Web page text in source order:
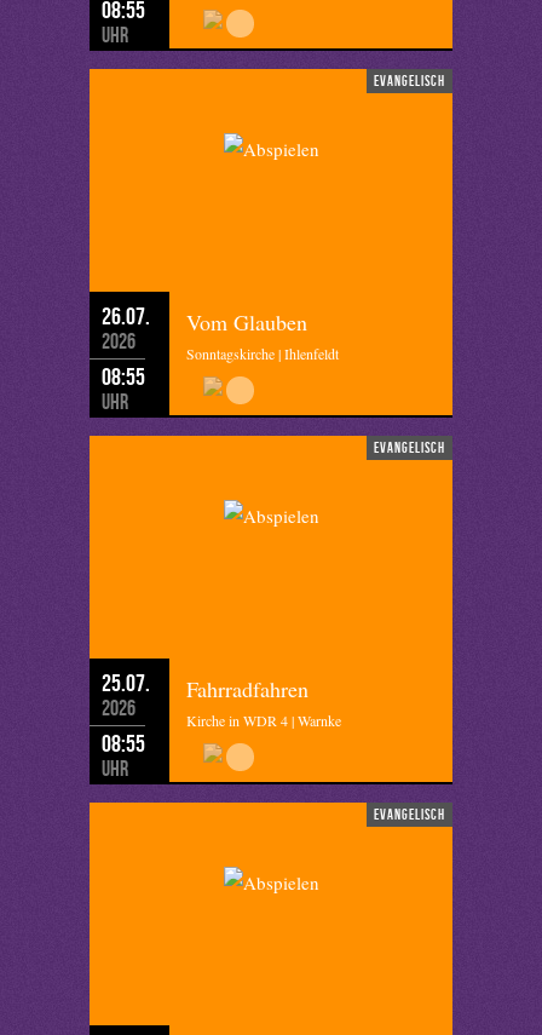
08:55
Uhr
evangelisch
26.07.
2026
08:55
Uhr
Vom Glauben
Sonntagskirche | Ihlenfeldt
evangelisch
25.07.
2026
08:55
Uhr
Fahrradfahren
Kirche in WDR 4 | Warnke
evangelisch